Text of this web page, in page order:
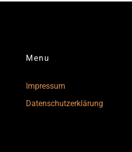
Menu
Impressum
Datenschutzerklärung